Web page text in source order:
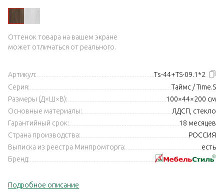
Оттенок товара на вашем экране
может отличаться от реального.
Артикул:
Ts-44+TS-09.1*2
Серия:
Таймс / Time.S
Размеры (Д×Ш×В):
100×44×200 см
Основные материалы:
ЛДСП, стекло
Гарантийный срок:
18 месяцев
Страна производства:
РОССИЯ
Выписка из реестра Минпромторга:
есть
Бренд:
Подробное описание